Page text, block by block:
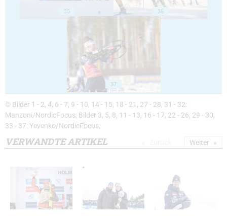
35 36
37
© Bilder 1 - 2, 4, 6 - 7, 9 - 10, 14 - 15, 18 - 21, 27 - 28, 31 - 32:
Manzoni/NordicFocus; Bilder 3, 5, 8, 11 - 13, 16 - 17, 22 - 26, 29 - 30,
33 - 37: Yevenko/NordicFocus;
VERWANDTE ARTIKEL Weiter